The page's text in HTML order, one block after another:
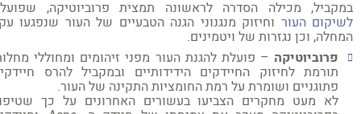
מכילה הסדרה לראשונה תמצית פרוביוטיקה, שפועלת
העורוחיזוק מנגנוני הגנה הטבעיים של העור שנפגעו עקב
וכן נגזרות של ויטמינים.
פרוביוטיקה– פועלת להגנת העור מפני זיהומים ומחוללי מחלות,
תורמת לחיזוק החיידקים הידידותיים ובמקביל להרס חיידקים
פתוגניים ושומרת על רמת החומציות התקינה של העור.
לא מעט מחקרים הצביעו בעשורים האחרונים על כך שטיפול